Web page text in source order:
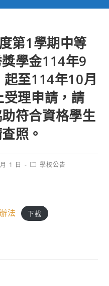
第1學期中等
學金114年9
至114年10月
理申請，請
符合資格學生
照。
1 日
Post學校公告
法 下載